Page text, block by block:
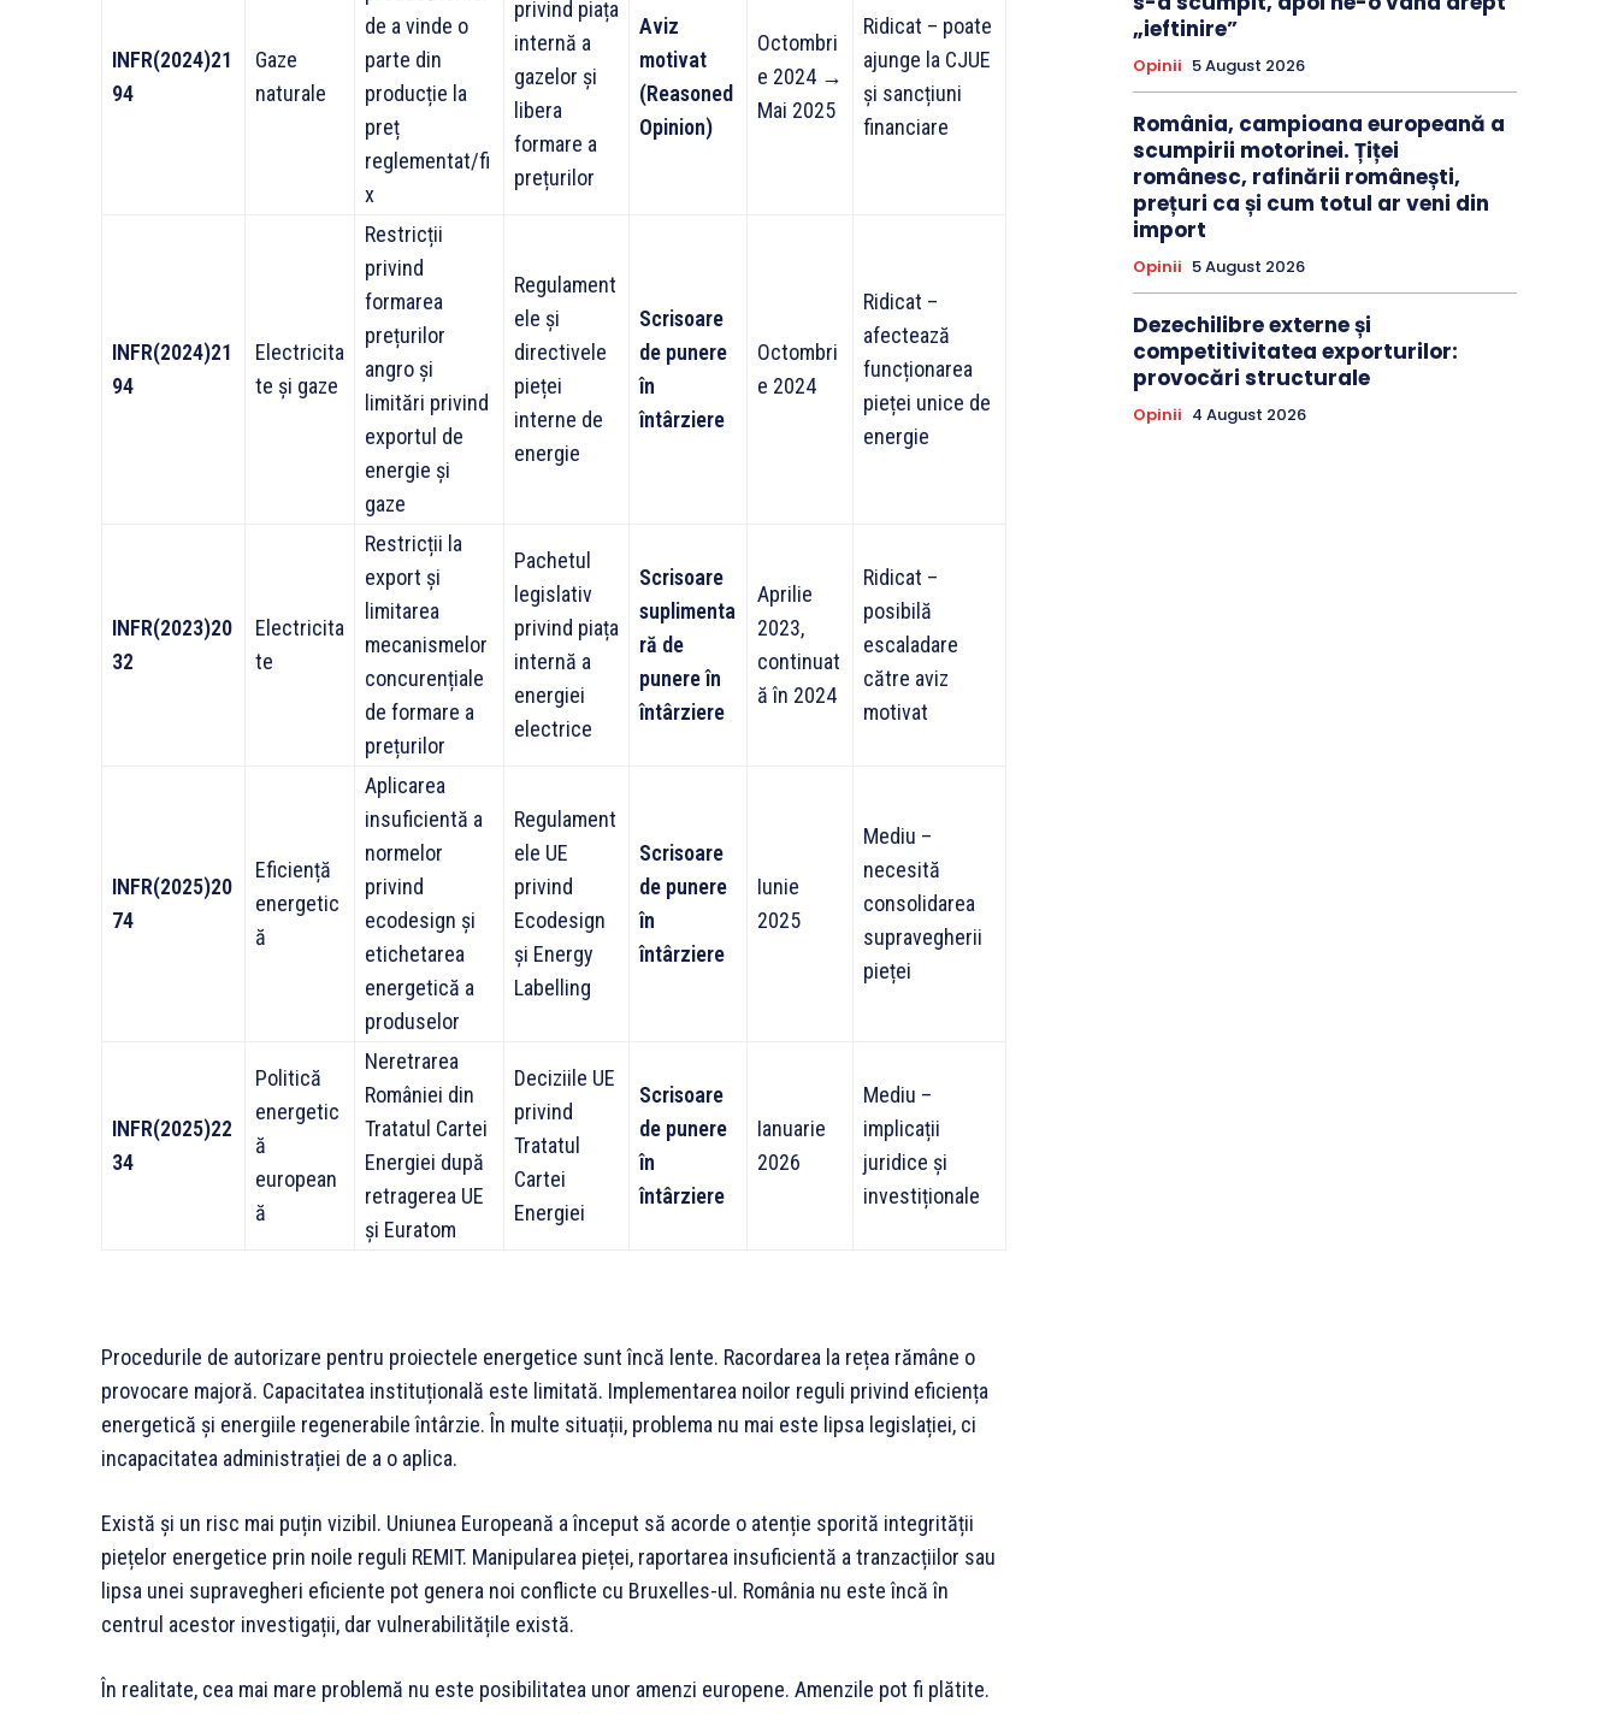
INFR(2024)21
94
Gaze
naturale
de a vinde o
parte din
producție la
preț
reglementat/fi
x
privind piața
internă a
gazelor și
libera
formare a
prețurilor
Aviz
motivat
(Reasoned
Opinion)
Octombri
e 2024 →
Mai 2025
Ridicat – poate
ajunge la CJUE
și sancțiuni
financiare
INFR(2024)21
94
Electricita
te și gaze
Restricții
privind
formarea
prețurilor
angro și
limitări privind
exportul de
energie și
gaze
Regulament
ele și
directivele
pieței
interne de
energie
Scrisoare
de punere
în
întârziere
Octombri
e 2024
Ridicat –
afectează
funcționarea
pieței unice de
energie
INFR(2023)20
32
Electricita
te
Restricții la
export și
limitarea
mecanismelor
concurențiale
de formare a
prețurilor
Pachetul
legislativ
privind piața
internă a
energiei
electrice
Scrisoare
suplimenta
ră de
punere în
întârziere
Aprilie
2023,
continuat
ă în 2024
Ridicat –
posibilă
escaladare
către aviz
motivat
INFR(2025)20
74
Eficiență
energetic
ă
Aplicarea
insuficientă a
normelor
privind
ecodesign și
etichetarea
energetică a
produselor
Regulament
ele UE
privind
Ecodesign
și Energy
Labelling
Scrisoare
de punere
în
întârziere
Iunie
2025
Mediu –
necesită
consolidarea
supravegherii
pieței
INFR(2025)22
34
Politică
energetic
ă
european
ă
Neretrarea
României din
Tratatul Cartei
Energiei după
retragerea UE
și Euratom
Deciziile UE
privind
Tratatul
Cartei
Energiei
Scrisoare
de punere
în
întârziere
Ianuarie
2026
Mediu –
implicații
juridice și
investiționale
Procedurile de autorizare pentru proiectele energetice sunt încă lente. Racordarea la rețea rămâne o
provocare majoră. Capacitatea instituțională este limitată. Implementarea noilor reguli privind eficiența
energetică și energiile regenerabile întârzie. În multe situații, problema nu mai este lipsa legislației, ci
incapacitatea administrației de a o aplica.
Există și un risc mai puțin vizibil. Uniunea Europeană a început să acorde o atenție sporită integrității
piețelor energetice prin noile reguli REMIT. Manipularea pieței, raportarea insuficientă a tranzacțiilor sau
lipsa unei supravegheri eficiente pot genera noi conflicte cu Bruxelles-ul. România nu este încă în
centrul acestor investigații, dar vulnerabilitățile există.
În realitate, cea mai mare problemă nu este posibilitatea unor amenzi europene. Amenzile pot fi plătite.
„ieftinire”
Opinii 5 August 2026
România, campioana europeană a
scumpirii motorinei. Țiței
românesc, rafinării românești,
prețuri ca și cum totul ar veni din
import
Opinii 5 August 2026
Dezechilibre externe și
competitivitatea exporturilor:
provocări structurale
Opinii 4 August 2026